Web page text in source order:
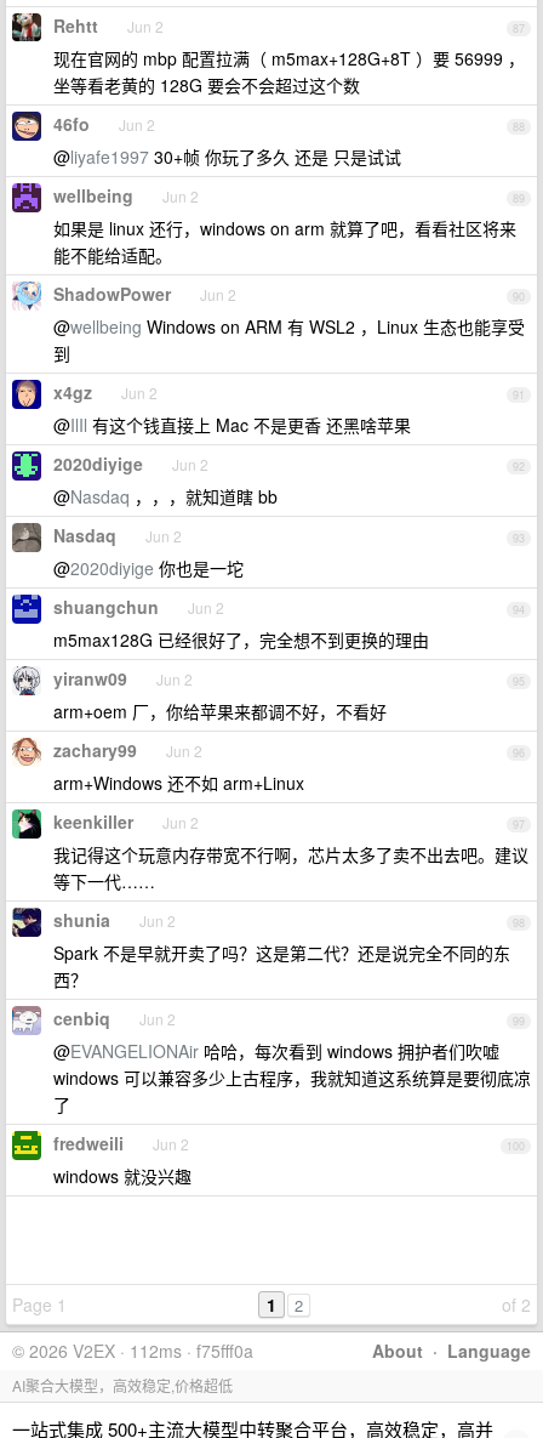
87
Rehtt Jun 2
现在官网的 mbp 配置拉满（ m5max+128G+8T ）要 56999 ，
坐等看老黄的 128G 要会不会超过这个数
88
46fo Jun 2
@liyafe1997 30+帧 你玩了多久 还是 只是试试
89
wellbeing Jun 2
如果是 linux 还行，windows on arm 就算了吧，看看社区将来
能不能给适配。
90
ShadowPower Jun 2
@wellbeing Windows on ARM 有 WSL2 ，Linux 生态也能享受
到
91
x4gz Jun 2
@IlIl 有这个钱直接上 Mac 不是更香 还黑啥苹果
92
2020diyige Jun 2
@Nasdaq ，，，就知道瞎 bb
93
Nasdaq Jun 2
@2020diyige 你也是一坨
94
shuangchun Jun 2
m5max128G 已经很好了，完全想不到更换的理由
95
yiranw09 Jun 2
arm+oem 厂，你给苹果来都调不好，不看好
96
zachary99 Jun 2
arm+Windows 还不如 arm+Linux
97
keenkiller Jun 2
我记得这个玩意内存带宽不行啊，芯片太多了卖不出去吧。建议
等下一代……
98
shunia Jun 2
Spark 不是早就开卖了吗？这是第二代？还是说完全不同的东
西？
99
cenbiq Jun 2
@EVANGELIONAir 哈哈，每次看到 windows 拥护者们吹嘘
windows 可以兼容多少上古程序，我就知道这系统算是要彻底凉
了
100
fredweili Jun 2
windows 就没兴趣
Page 1 of 2
1 2
About · Language
© 2026 V2EX · 112ms · f75fff0a
AI聚合大模型，高效稳定,价格超低
一站式集成 500+主流大模型中转聚合平台，高效稳定，高并